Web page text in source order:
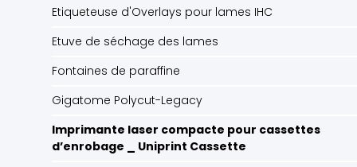
Etiqueteuse d'Overlays pour lames IHC
Etuve de séchage des lames
Fontaines de paraffine
Gigatome Polycut-Legacy
Imprimante laser compacte pour cassettes
d’enrobage _ Uniprint Cassette